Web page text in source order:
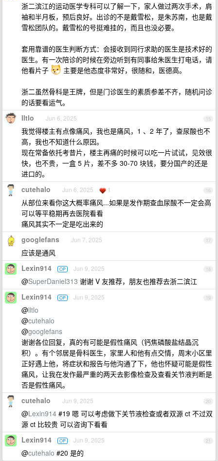
浙二滨江的运动医学专科可以了解一下，家人做过两次手术，肩
袖和半月板，预后良好。出诊的不是戴雪松，是朱苏南，也是戴
雪松团队的。戴雪松的号挺难挂的，而且也没必要。
套用靠谱的医生判断方式：会接收到同行求助的医生是技术好的
医生。有一次陪诊的时候在旁边听到有同事给朱医生打电话，请
他看片子
主要是他态度非常好，很随和，医德高。
浙二虽然骨科是王牌，但是门诊医生的素质参差不齐，随机问诊
的话要看运气。
15
lltlo Jun 6, 2025
我觉得楼主有点像痛风，我也是痛风，1 、2 年了，查尿酸也不
高，我也不知道什么原因。
现在常备依托考昔片，楼主再痛的时候可以吃一片试试，见效很
快，也不贵，一盒 5 片，差不多 30-70 块钱，要分国产的还是
进口的。
16
cutehalo Jun 6, 2025 1
从部位来看你这大概率痛风...如果是发作期查血尿酸不一定会高
可以等平稳期再去医院看看
痛风其实不一定是吃出来的
17
googlefans Jun 7, 2025
应该是通风
18
Lexin914 OP Jun 9, 2025
@SuperDaniel313 谢谢 V 友推荐，朋友也推荐去浙二滨江
19
Lexin914 OP Jun 9, 2025
@lltlo
@cutehalo
@googlefans
谢谢各位回复，真的有可能是假性痛风（钙焦磷酸盐结晶沉
积）。有个邻居是骨科医生，家里人和他有点交情，周末小区里
正好遇上他，将症状和报告与他沟通了下，他也怀疑可能是假性
痛风，让我在发作最严重的两天去影像检查及查看关节液判断是
否是假性痛风。
20
cutehalo Jun 9, 2025
@Lexin914 #19 嗯 可以考虑做下关节液检查或者双源 ct 不过双
源 ct 比较贵 可以咨询下看看
21
Lexin914 OP Jun 9, 2025
@cutehalo #20 是的